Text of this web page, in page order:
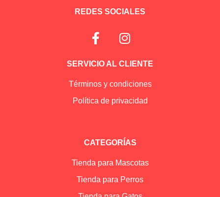
REDES SOCIALES
SERVICIO AL CLIENTE
Términos y condiciones
Política de privacidad
CATEGORÍAS
Tienda para Mascotas
Tienda para Perros